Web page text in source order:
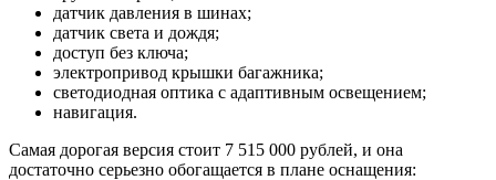
датчик давления в шинах;
датчик света и дождя;
доступ без ключа;
электропривод крышки багажника;
светодиодная оптика с адаптивным освещением;
навигация.
Самая дорогая версия стоит 7 515 000 рублей, и она
достаточно серьезно обогащается в плане оснащения: